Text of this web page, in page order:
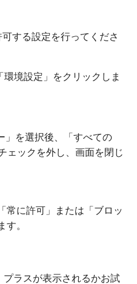
する設定を行ってくださ
境設定」をクリックしま
」を選択後、「すべての
ェックを外し、画面を閉じ
常に許可」または「ブロッ
す。
ラスが表示されるかお試